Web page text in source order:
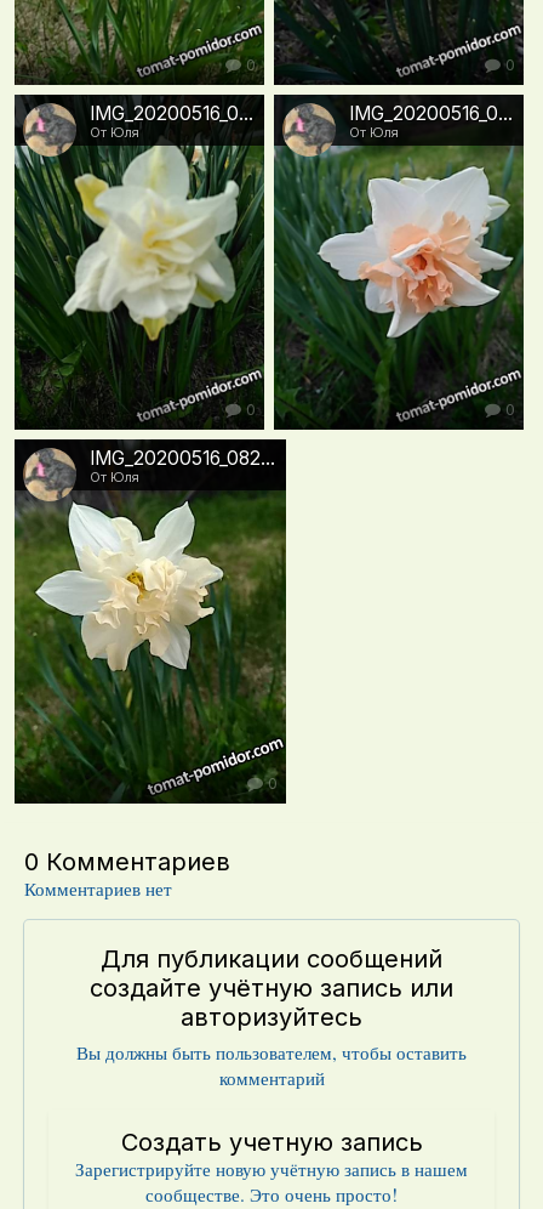
0 0
IMG_20200516_082209
От Юля
0
IMG_20200516_082143
От Юля
0
IMG_20200516_082133
От Юля
0
0 Комментариев
Комментариев нет
Для публикации сообщений
создайте учётную запись или
авторизуйтесь
Вы должны быть пользователем, чтобы оставить
комментарий
Создать учетную запись
Зарегистрируйте новую учётную запись в нашем
сообществе. Это очень просто!